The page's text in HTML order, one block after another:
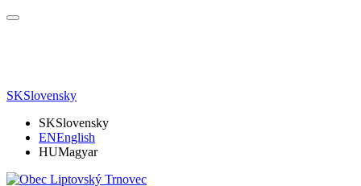
SKSlovensky
SKSlovensky
ENEnglish
HUMagyar